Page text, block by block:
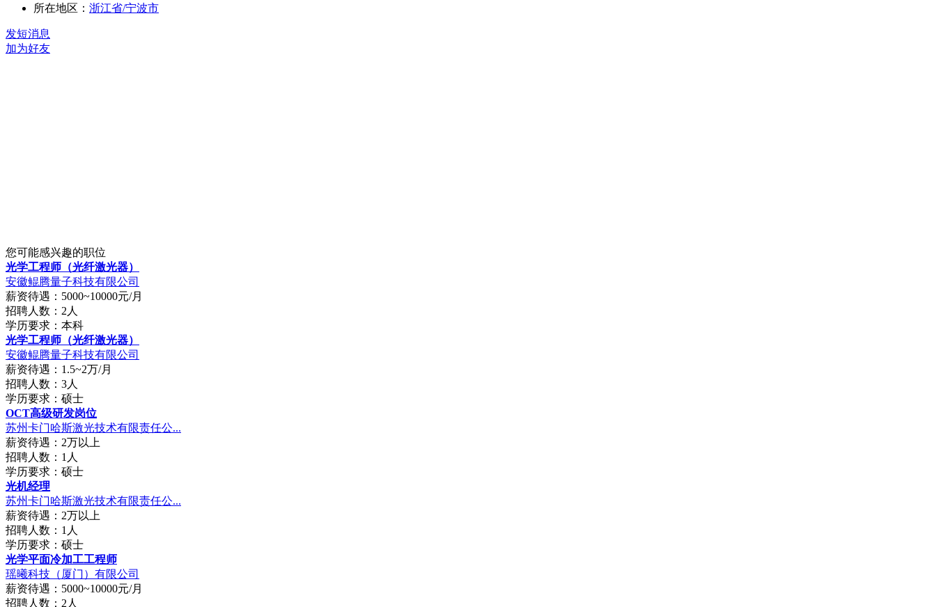
所在地区： 浙江省/宁波市
发短消息
加为好友
您可能感兴趣的职位
光学工程师（光纤激光器）
安徽鲲腾量子科技有限公司
薪资待遇：5000~10000元/月
招聘人数：2人
学历要求：本科
光学工程师（光纤激光器）
安徽鲲腾量子科技有限公司
薪资待遇：1.5~2万/月
招聘人数：3人
学历要求：硕士
OCT高级研发岗位
苏州卡门哈斯激光技术有限责任公...
薪资待遇：2万以上
招聘人数：1人
学历要求：硕士
光机经理
苏州卡门哈斯激光技术有限责任公...
薪资待遇：2万以上
招聘人数：1人
学历要求：硕士
光学平面冷加工工程师
瑶曦科技（厦门）有限公司
薪资待遇：5000~10000元/月
招聘人数：2人